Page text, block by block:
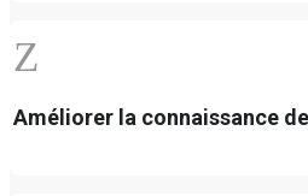
Z
Améliorer la connaissance